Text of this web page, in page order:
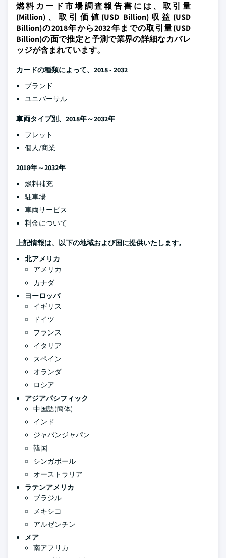
燃料カード市場調査報告書には、取引量
(Million)、取引価値(USD Billion)収益(USD
Billion)の2018年から2032年までの取引量(USD
Billion)の面で推定と予測で業界の詳細なカバレ
ッジが含まれています。
カードの種類によって、2018 - 2032
ブランド
ユニバーサル
車両タイプ別、2018年～2032年
フレット
個人/商業
2018年～2032年
燃料補充
駐車場
車両サービス
料金について
上記情報は、以下の地域および国に提供いたします。
北アメリカ
アメリカ
カナダ
ヨーロッパ
イギリス
ドイツ
フランス
イタリア
スペイン
オランダ
ロシア
アジアパシフィック
中国語(簡体)
インド
ジャパンジャパン
韓国
シンガポール
オーストラリア
ラテンアメリカ
ブラジル
メキシコ
アルゼンチン
メア
南アフリカ